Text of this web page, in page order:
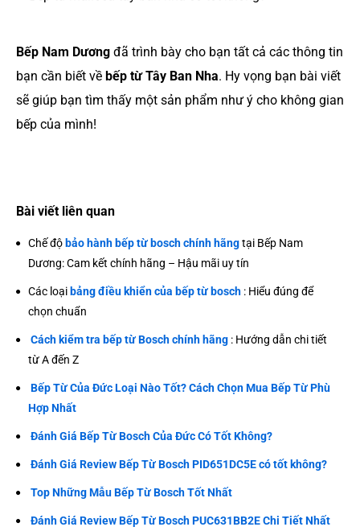
Bếp Nam Dương đã trình bày cho bạn tất cả các thông tin
bạn cần biết về bếp từ Tây Ban Nha. Hy vọng bạn bài viết
sẽ giúp bạn tìm thấy một sản phẩm như ý cho không gian
bếp của mình!
Bài viết liên quan
Chế độ bảo hành bếp từ bosch chính hãngtại Bếp Nam
Dương: Cam kết chính hãng – Hậu mãi uy tín
Các loại bảng điều khiển của bếp từ bosch : Hiểu đúng để
chọn chuẩn
Cách kiểm tra bếp từ Bosch chính hãng : Hướng dẫn chi tiết
từ A đến Z
Bếp Từ Của Đức Loại Nào Tốt? Cách Chọn Mua Bếp Từ Phù
Hợp Nhất
Đánh Giá Bếp Từ Bosch Của Đức Có Tốt Không?
Đánh Giá Review Bếp Từ Bosch PID651DC5E có tốt không?
Top Những Mẫu Bếp Từ Bosch Tốt Nhất
Đánh Giá Review Bếp Từ Bosch PUC631BB2E Chi Tiết Nhất